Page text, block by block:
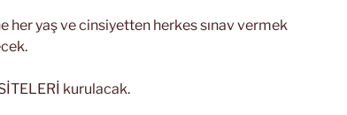
her yaş ve cinsiyetten herkes sınav vermek
kurulacak.